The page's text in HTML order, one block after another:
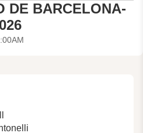
DE BARCELONA-